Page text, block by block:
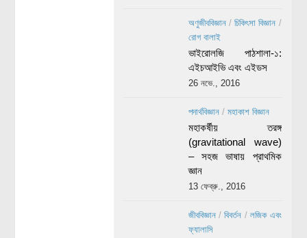
অণুজীববিজ্ঞান/চিকিৎসা বিজ্ঞান /
রোগ বালাই
ভাইরোলজি পাঠশালা-১:
এইচআইভি এবং এইডস
26 নভে., 2016
পদার্থবিজ্ঞান/ মহাকাশ বিজ্ঞান
মহাকর্ষীয় তরঙ্গ
(gravitational wave)
– সহজ ভাষায় প্রাথমিক
জ্ঞান
13 ফেব্রু., 2016
জীববিজ্ঞান/বিবর্তন /লজিক এবং
ফ্যালাসি